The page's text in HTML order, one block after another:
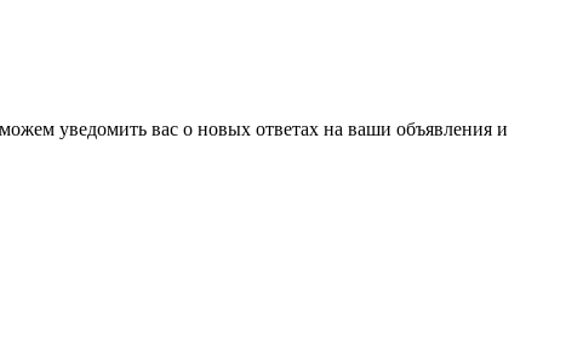
уведомить вас о новых ответах на ваши объявления и